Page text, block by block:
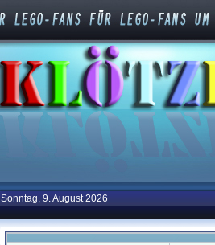
Sonntag, 9. August 2026